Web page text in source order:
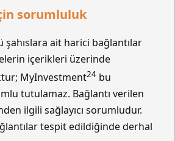
sorumluluk
şahıslara ait harici bağlantılar
içerikleri üzerinde
MyInvestment24 bu
tutulamaz. Bağlantı verilen
ilgili sağlayıcı sorumludur.
tespit edildiğinde derhal